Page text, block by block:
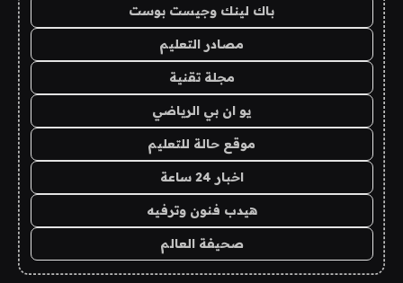
باك لينك وجيست بوست
مصادر التعليم
مجلة تقنية
يو ان بي الرياضي
موقع حالة للتعليم
اخبار 24 ساعة
هيدب فنون وترفيه
صحيفة العالم